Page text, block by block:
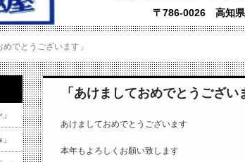
〒786-0026 高知県
めでとうございます」
「あけましておめでとうござい
あけましておめでとうございます
本年もよろしくお願い致します